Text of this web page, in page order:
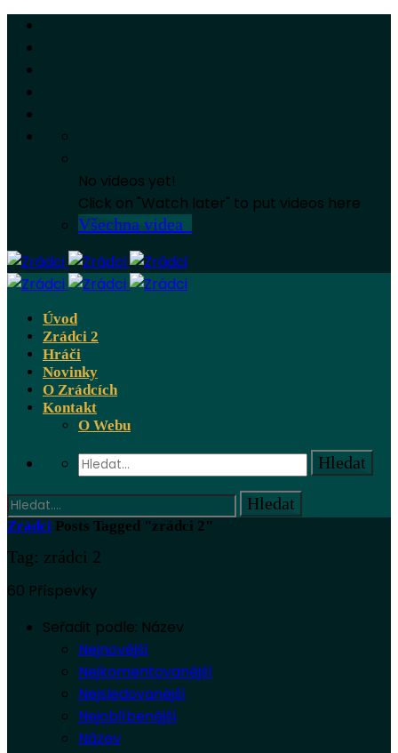
No videos yet!
Click on "Watch later" to put videos here
Všechna videa
Úvod
Zrádci 2
Hráči
Novinky
O Zrádcích
Kontakt
O Webu
Zrádci Posts Tagged "zrádci 2"
Tag: zrádci 2
60 Příspevky
Seřadit podle: Název
Nejnovější
Nejkomentovanější
Nejsledovanější
Nejoblíbenější
Název